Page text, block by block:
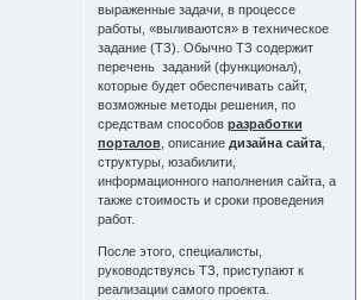
выраженные задачи, в процессе
работы, «выливаются» в техническое
задание (ТЗ). Обычно ТЗ содержит
перечень заданий (функционал),
которые будет обеспечивать сайт,
возможные методы решения, по
средствам способов разработки
порталов, описание дизайна сайта,
структуры, юзабилити,
информационного наполнения сайта, а
также стоимость и сроки проведения
работ.
После этого, специалисты,
руководствуясь ТЗ, приступают к
реализации самого проекта.